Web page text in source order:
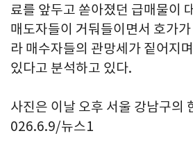
료를 앞두고 쏟아졌던 급매물이
매도자들이 거둬들이면서 호가
라 매수자들의 관망세가 짙어지
있다고 분석하고 있다.
사진은 이날 오후 서울 강남구의
026.6.9/뉴스1